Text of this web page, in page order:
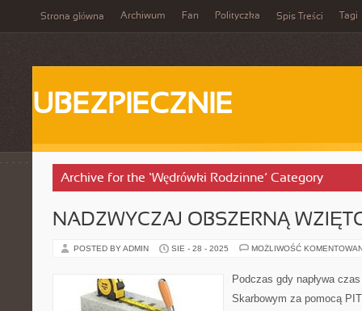
Strona główna Archiwum Fan Polityczka Spis Treści Tagi
UBEZPIECZNIE
Archive for the ‘Wędrówki Rodzinne’ Category
NADZWYCZAJ OBSZERNĄ
POSTED BY ADMIN SIE - 28 - 2025 MOŻLIWOŚĆ
Podczas gdy napływa
Skarbowym za pomocą